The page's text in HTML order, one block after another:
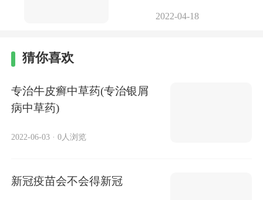
2022-04-18
猜你喜欢
专治牛皮癣中草药(专治银屑
病中草药)
2022-06-03 · 0人浏览
新冠疫苗会不会得新冠